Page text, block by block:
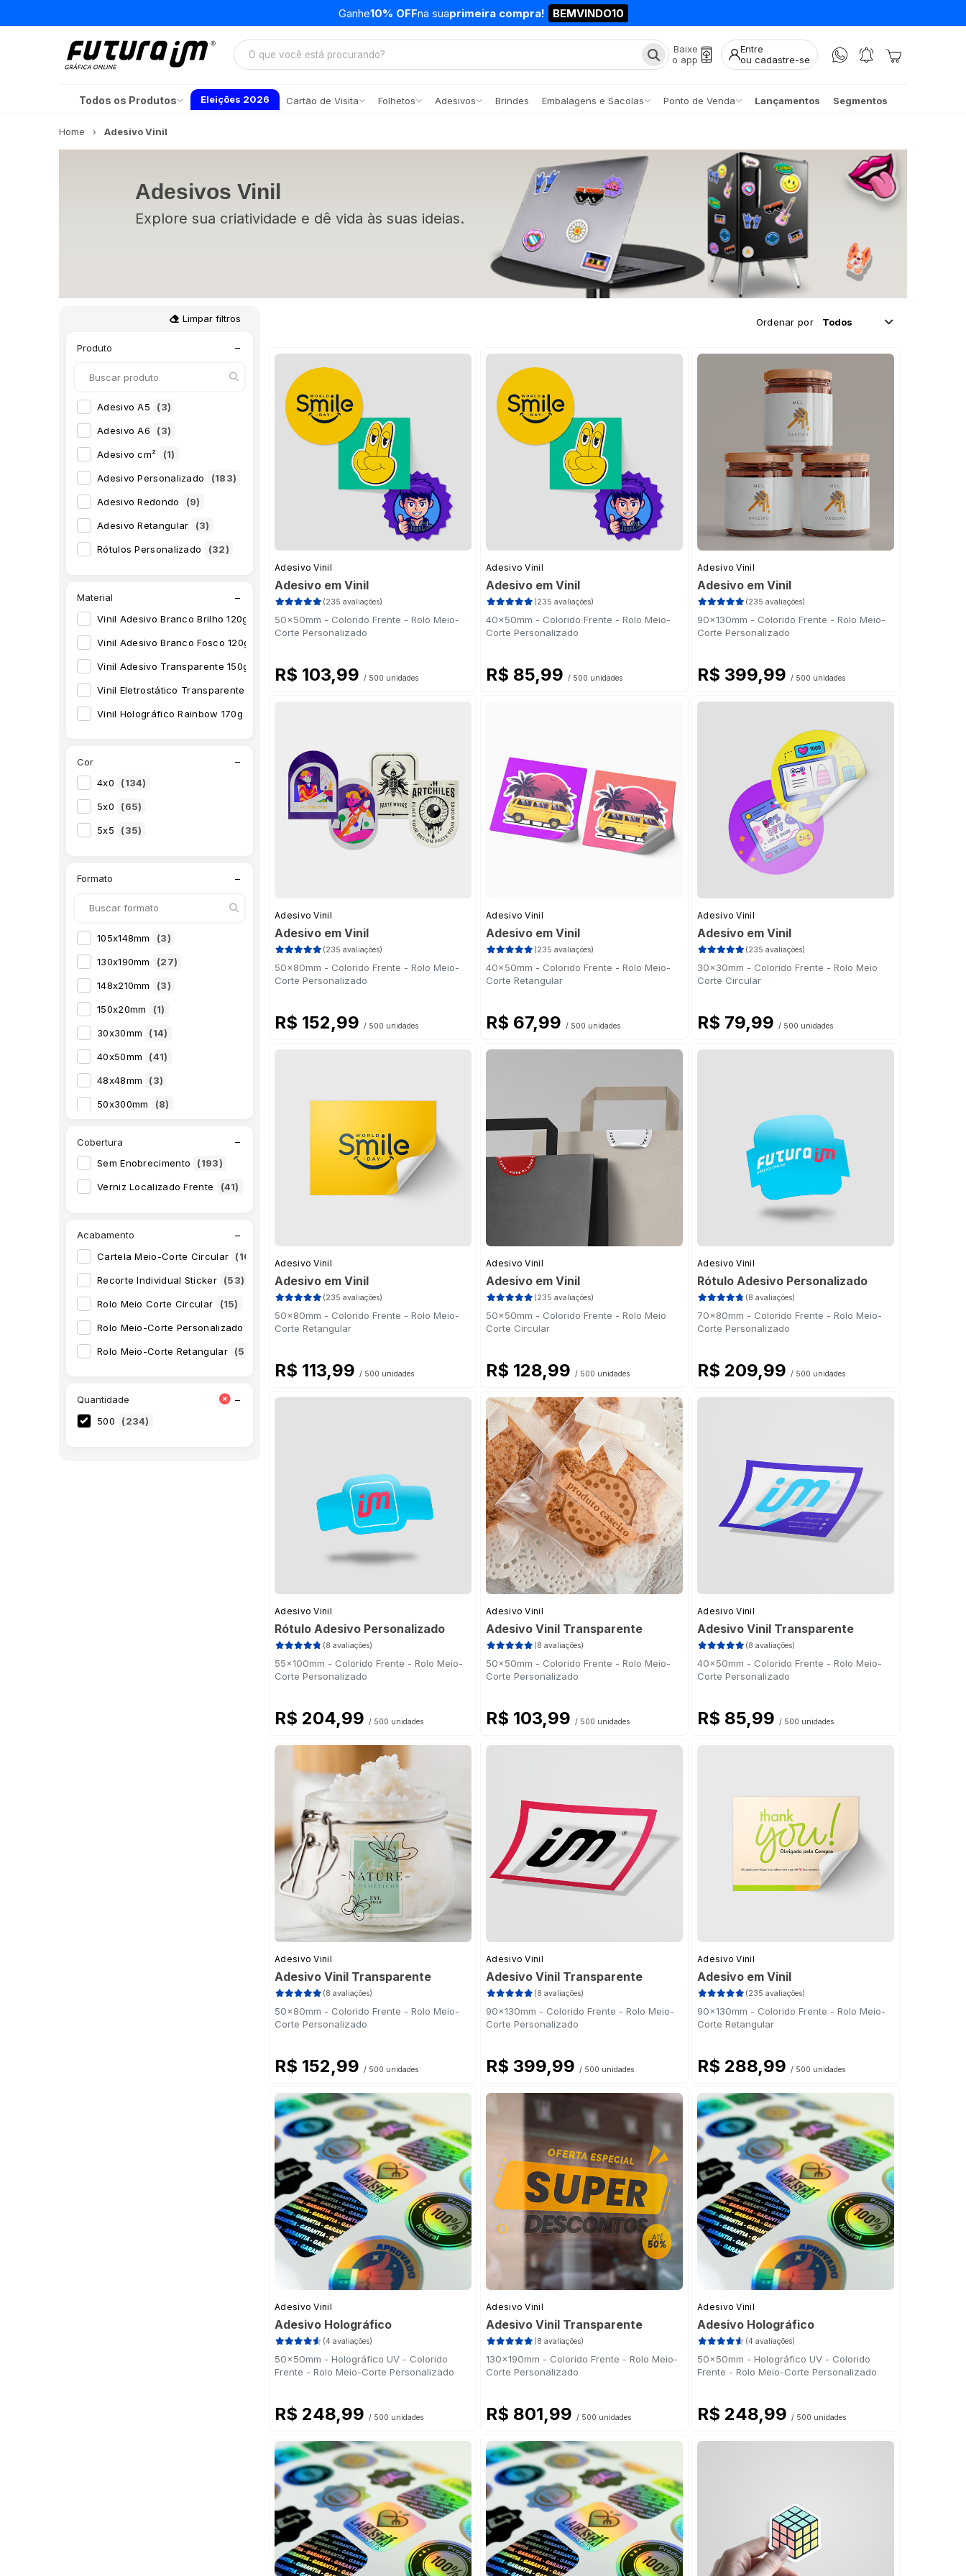
Ganhe10% OFFna suaprimeira compra! BEMVINDO10
Baixe
o app
Entre
ou cadastre-se
Todos os Produtos Eleições 2026 Cartão de Visita Folhetos Adesivos Brindes Embalagens e Sacolas Ponto de Venda Lançamentos Segmentos
Home Adesivo Vinil
Adesivos Vinil
Explore sua criatividade e dê vida às suas ideias.
Limpar filtros
Produto −
Adesivo A5 (3)
Adesivo A6 (3)
Adesivo cm² (1)
Adesivo Personalizado (183)
Adesivo Redondo (9)
Adesivo Retangular (3)
Rótulos Personalizado (32)
Material −
Vinil Adesivo Branco Brilho 120g (34)
Vinil Adesivo Branco Fosco 120g
Vinil Adesivo Transparente 150g (50)
Vinil Eletrostático Transparente 140g
Vinil Holográfico Rainbow 170g
Cor −
4x0 (134)
5x0 (65)
5x5 (35)
Formato −
105x148mm (3)
130x190mm (27)
148x210mm (3)
150x20mm (1)
30x30mm (14)
40x50mm (41)
48x48mm (3)
50x300mm (8)
Cobertura −
Sem Enobrecimento (193)
Verniz Localizado Frente (41)
Acabamento −
Cartela Meio-Corte Circular (10)
Recorte Individual Sticker (53)
Rolo Meio Corte Circular (15)
Rolo Meio-Corte Personalizado (103)
Rolo Meio-Corte Retangular (53)
Quantidade −
500 (234)
Ordenar por
Adesivo Vinil
Adesivo em Vinil
(235 avaliações)
50x50mm - Colorido Frente - Rolo Meio-
Corte Personalizado
R$ 103,99 / 500 unidades
Adesivo Vinil
Adesivo em Vinil
(235 avaliações)
40x50mm - Colorido Frente - Rolo Meio-
Corte Personalizado
R$ 85,99 / 500 unidades
Adesivo Vinil
Adesivo em Vinil
(235 avaliações)
90x130mm - Colorido Frente - Rolo Meio-
Corte Personalizado
R$ 399,99 / 500 unidades
Adesivo Vinil
Adesivo em Vinil
(235 avaliações)
50x80mm - Colorido Frente - Rolo Meio-
Corte Personalizado
R$ 152,99 / 500 unidades
Adesivo Vinil
Adesivo em Vinil
(235 avaliações)
40x50mm - Colorido Frente - Rolo Meio-
Corte Retangular
R$ 67,99 / 500 unidades
Adesivo Vinil
Adesivo em Vinil
(235 avaliações)
30x30mm - Colorido Frente - Rolo Meio
Corte Circular
R$ 79,99 / 500 unidades
Adesivo Vinil
Adesivo em Vinil
(235 avaliações)
50x80mm - Colorido Frente - Rolo Meio-
Corte Retangular
R$ 113,99 / 500 unidades
Adesivo Vinil
Adesivo em Vinil
(235 avaliações)
50x50mm - Colorido Frente - Rolo Meio
Corte Circular
R$ 128,99 / 500 unidades
Adesivo Vinil
Rótulo Adesivo Personalizado
(8 avaliações)
70x80mm - Colorido Frente - Rolo Meio-
Corte Personalizado
R$ 209,99 / 500 unidades
Adesivo Vinil
Rótulo Adesivo Personalizado
(8 avaliações)
55x100mm - Colorido Frente - Rolo Meio-
Corte Personalizado
R$ 204,99 / 500 unidades
Adesivo Vinil
Adesivo Vinil Transparente
(8 avaliações)
50x50mm - Colorido Frente - Rolo Meio-
Corte Personalizado
R$ 103,99 / 500 unidades
Adesivo Vinil
Adesivo Vinil Transparente
(8 avaliações)
40x50mm - Colorido Frente - Rolo Meio-
Corte Personalizado
R$ 85,99 / 500 unidades
Adesivo Vinil
Adesivo Vinil Transparente
(8 avaliações)
50x80mm - Colorido Frente - Rolo Meio-
Corte Personalizado
R$ 152,99 / 500 unidades
Adesivo Vinil
Adesivo Vinil Transparente
(8 avaliações)
90x130mm - Colorido Frente - Rolo Meio-
Corte Personalizado
R$ 399,99 / 500 unidades
Adesivo Vinil
Adesivo em Vinil
(235 avaliações)
90x130mm - Colorido Frente - Rolo Meio-
Corte Retangular
R$ 288,99 / 500 unidades
Adesivo Vinil
Adesivo Holográfico
(4 avaliações)
50x50mm - Holográfico UV - Colorido
Frente - Rolo Meio-Corte Personalizado
R$ 248,99 / 500 unidades
Adesivo Vinil
Adesivo Vinil Transparente
(8 avaliações)
130x190mm - Colorido Frente - Rolo Meio-
Corte Personalizado
R$ 801,99 / 500 unidades
Adesivo Vinil
Adesivo Holográfico
(4 avaliações)
50x50mm - Holográfico UV - Colorido
Frente - Rolo Meio-Corte Personalizado
R$ 248,99 / 500 unidades